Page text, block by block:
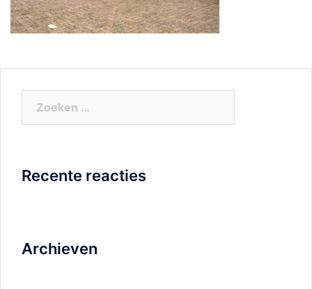
Recente reacties
Archieven